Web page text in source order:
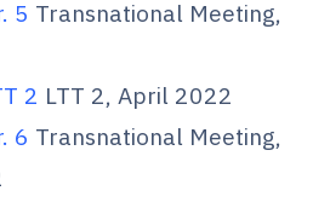
5 Transnational Meeting,
2 LTT 2, April 2022
6 Transnational Meeting,